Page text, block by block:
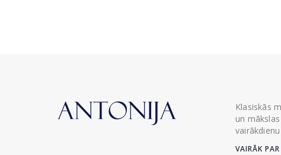
Klasiskās
un
VAIRĀK